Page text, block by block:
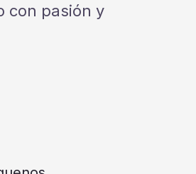
con pasión y